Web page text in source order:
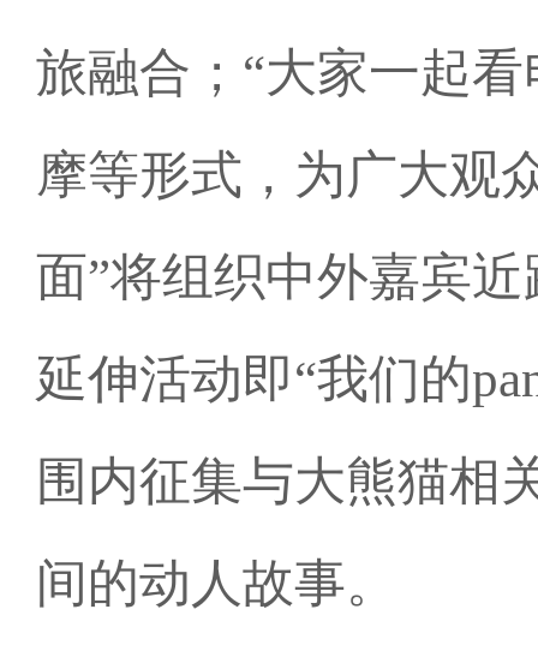
旅融合；“大家一起
摩等形式，为广大观
面”将组织中外嘉宾
延伸活动即“我们的
围内征集与大熊猫相
间的动人故事。